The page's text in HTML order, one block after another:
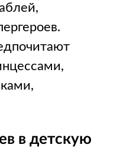
в детскую